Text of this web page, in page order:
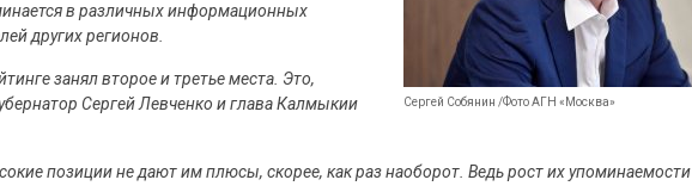
Сергей Собянин /Фото АГН «Москва»
в различных информационных
других регионов.
занял второе и третье места. Это,
Сергей Левченко и глава Калмыкии
позиции не дают им плюсы, скорее, как раз наоборот. Ведь рост их упоминаемости